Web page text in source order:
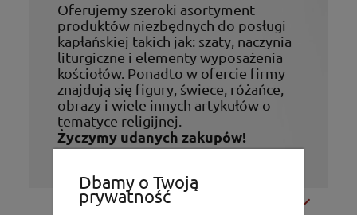
Oferujemy szeroki asortyment
produktów niezbędnych do posługi
kapłańskiej takich jak: szaty, naczynia
liturgiczne i elementy wyposażenia
kościołów. Ponadto w ofercie firmy
znajdują się figury, świece, różańce,
obrazy i wiele innych artykułów o
tematyce religijnej.
Życzymy udanych zakupów!
Moje konto
Dbamy o Twoją
prywatność